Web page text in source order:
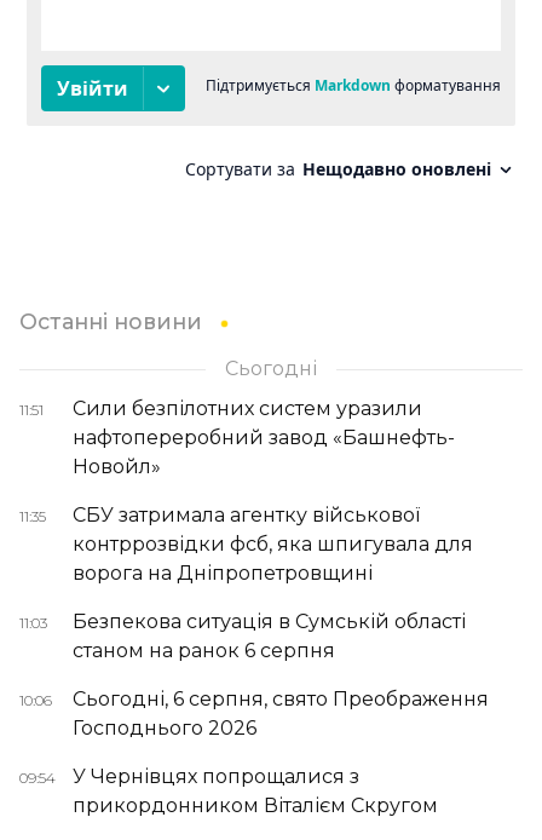
Останні новини
Сьогодні
11:51
Сили безпілотних систем уразили
нафтопереробний завод «Башнефть-
Новойл»
11:35
СБУ затримала агентку військової
контррозвідки фсб, яка шпигувала для
ворога на Дніпропетровщині
11:03
Безпекова ситуація в Сумській області
станом на ранок 6 серпня
10:06
Сьогодні, 6 серпня, свято Преображення
Господнього 2026
09:54
У Чернівцях попрощалися з
прикордонником Віталієм Скругом